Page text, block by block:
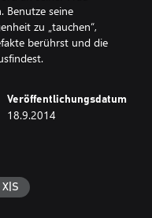
Benutze seine
zu „tauchen“,
berührst und die
Veröffentlichungsdatum
18.9.2014